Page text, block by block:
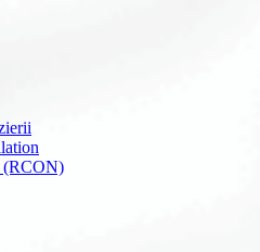
(RCON)